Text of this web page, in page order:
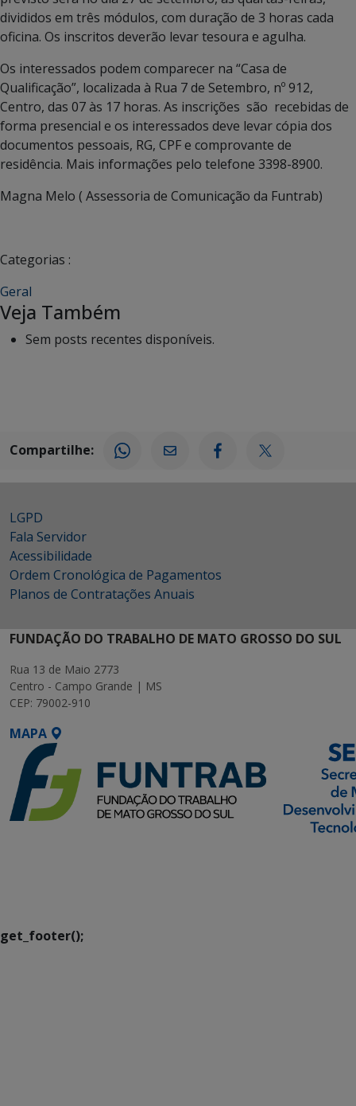
divididos em três módulos, com duração de 3 horas cada
oficina. Os inscritos deverão levar tesoura e agulha.
Os interessados podem comparecer na “Casa de
Qualificação”, localizada à Rua 7 de Setembro, nº 912,
Centro, das 07 às 17 horas. As inscrições são recebidas de
forma presencial e os interessados deve levar cópia dos
documentos pessoais, RG, CPF e comprovante de
residência. Mais informações pelo telefone 3398-8900.
Magna Melo ( Assessoria de Comunicação da Funtrab)
Categorias :
Geral
Veja Também
Sem posts recentes disponíveis.
Compartilhe:
LGPD
Fala Servidor
Acessibilidade
Ordem Cronológica de Pagamentos
Planos de Contratações Anuais
FUNDAÇÃO DO TRABALHO DE MATO GROSSO DO SUL
Rua 13 de Maio 2773
Centro - Campo Grande | MS
CEP: 79002-910
MAPA
get_footer();